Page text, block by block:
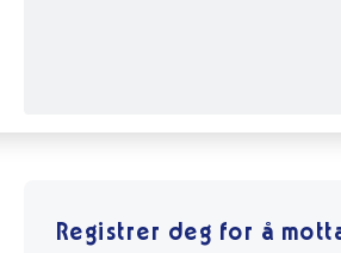
Registrer deg for å